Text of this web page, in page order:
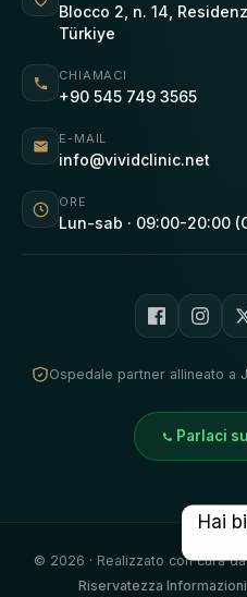
Blocco 2, n. 14,
Türkiye
CHIAMACI
+90 545 749 3565
E-MAIL
info@vividclinic.net
ORE
Lun-sab · 09:00-20:00
Ospedale partner allineato a
Parlaci
© 2026 · Realizzato con cura
Riservatezza Informazioni
Hai